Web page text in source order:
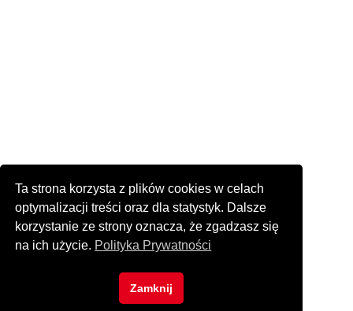
Ta strona korzysta z plików cookies w celach
optymalizacji treści oraz dla statystyk. Dalsze
korzystanie ze strony oznacza, że zgadzasz się
na ich użycie. Polityka Prywatności
Zamknij